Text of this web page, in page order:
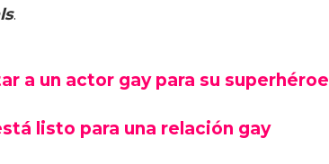
.
a un actor gay para su superhéroe
listo para una relación gay